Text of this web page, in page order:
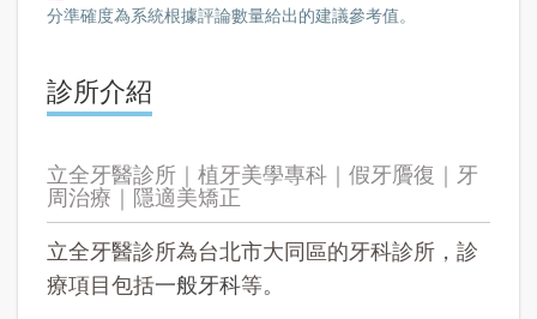
分準確度為系統根據評論數量給出的建議參考值。
診所介紹
立全牙醫診所｜植牙美學專科｜假牙贗復｜牙
周治療｜隱適美矯正
立全牙醫診所為台北市大同區的牙科診所，診
療項目包括一般牙科等。